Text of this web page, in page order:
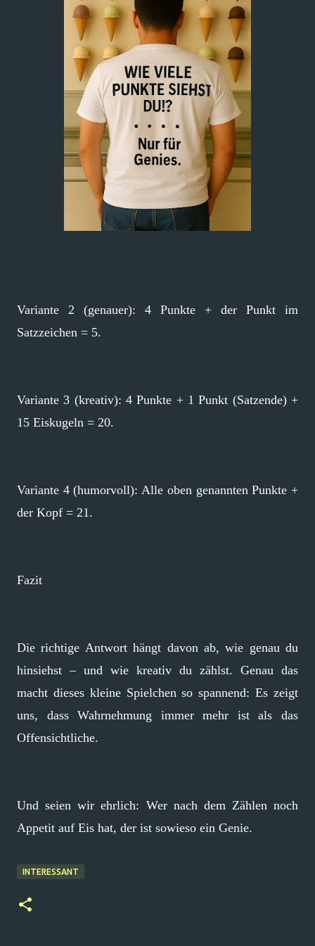
Variante 2 (genauer): 4 Punkte + der Punkt im
Satzzeichen = 5.
Variante 3 (kreativ): 4 Punkte + 1 Punkt (Satzende) +
15 Eiskugeln = 20.
Variante 4 (humorvoll): Alle oben genannten Punkte +
der Kopf = 21.
Fazit
Die richtige Antwort hängt davon ab, wie genau du
hinsiehst – und wie kreativ du zählst. Genau das
macht dieses kleine Spielchen so spannend: Es zeigt
uns, dass Wahrnehmung immer mehr ist als das
Offensichtliche.
Und seien wir ehrlich: Wer nach dem Zählen noch
Appetit auf Eis hat, der ist sowieso ein Genie.
INTERESSANT